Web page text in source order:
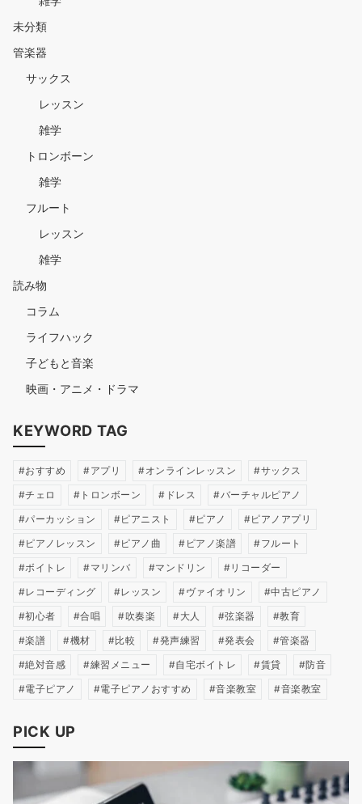
未分類
管楽器
サックス
レッスン
雑学
トロンボーン
雑学
フルート
レッスン
雑学
読み物
コラム
ライフハック
子どもと音楽
映画・アニメ・ドラマ
KEYWORD TAG
おすすめ アプリ オンラインレッスン
サックス
チェロ
トロンボーン ドレス
バーチャルピアノ
パーカッション
ピアニスト ピアノ
ピアノアプリ
ピアノレッスン
ピアノ曲 ピアノ楽譜
フルート
ボイトレ
マリンバ マンドリン
リコーダー
レコーディング
レッスン ヴァイオリン
中古ピアノ
初心者
合唱 吹奏楽 大人 弦楽器
教育
楽譜
機材 比較 発声練習 発表会
管楽器
絶対音感
練習メニュー 自宅ボイトレ 賃貸
防音
電子ピアノ
電子ピアノおすすめ 音楽教室 音楽教室
PICK UP